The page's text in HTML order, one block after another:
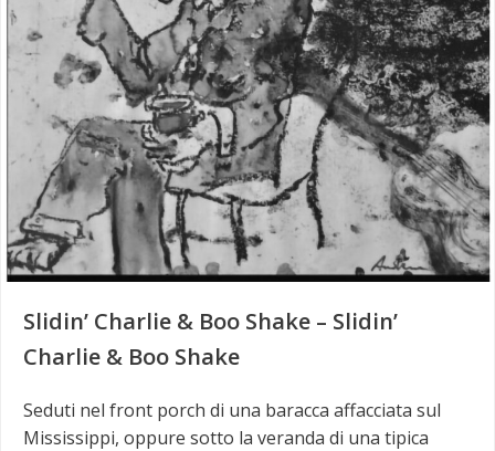
Slidin’ Charlie & Boo Shake – Slidin’
Charlie & Boo Shake
Seduti nel front porch di una baracca affacciata sul
Mississippi, oppure sotto la veranda di una tipica